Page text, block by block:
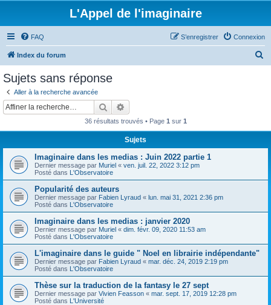
L'Appel de l'imaginaire
FAQ Connexion
S’enregistrer
Index du forum
Sujets sans réponse
Aller à la recherche avancée
Rechercher
36 résultats trouvés • Page 1 sur 1
Sujets
Imaginaire dans les medias : Juin 2022 partie 1
Dernier message par Muriel « ven. juil. 22, 2022 3:12 pm
Posté dans L'Observatoire
Popularité des auteurs
Dernier message par Fabien Lyraud « lun. mai 31, 2021 2:36 pm
Posté dans L'Observatoire
Imaginaire dans les medias : janvier 2020
Dernier message par Muriel « dim. févr. 09, 2020 11:53 am
Posté dans L'Observatoire
L'imaginaire dans le guide " Noel en librairie indépendante"
Dernier message par Fabien Lyraud « mar. déc. 24, 2019 2:19 pm
Posté dans L'Observatoire
Thèse sur la traduction de la fantasy le 27 sept
Dernier message par Vivien Feasson « mar. sept. 17, 2019 12:28 pm
Posté dans L'Université